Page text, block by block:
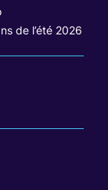
de l’été 2026